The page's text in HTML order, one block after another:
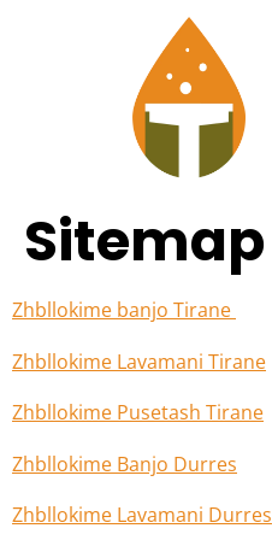
Sitemap
Zhbllokime banjo Tirane
Zhbllokime Lavamani Tirane
Zhbllokime Pusetash Tirane
Zhbllokime Banjo Durres
Zhbllokime Lavamani Durres